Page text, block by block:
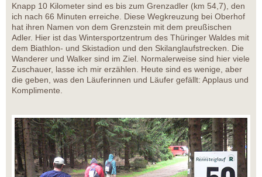
Knapp 10 Kilometer sind es bis zum Grenzadler (km 54,7), den
ich nach 66 Minuten erreiche. Diese Wegkreuzung bei Oberhof
hat ihren Namen von dem Grenzstein mit dem preußischen
Adler. Hier ist das Wintersportzentrum des Thüringer Waldes mit
dem Biathlon- und Skistadion und den Skilanglaufstrecken. Die
Wanderer und Walker sind im Ziel. Normalerweise sind hier viele
Zuschauer, lasse ich mir erzählen. Heute sind es wenige, aber
die geben, was den Läuferinnen und Läufer gefällt: Applaus und
Komplimente.